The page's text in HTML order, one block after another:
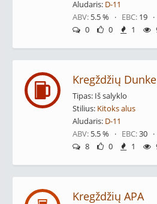
Aludaris: D-11
ABV: 5.5 % · EBC: 19 ·
0
0 1
Kregždžių
Tipas: Iš salyklo
Stilius: Kitoks alus
Aludaris: D-11
ABV: 5.5 % · EBC:30 ·
8
0 1
Kregždžių APA